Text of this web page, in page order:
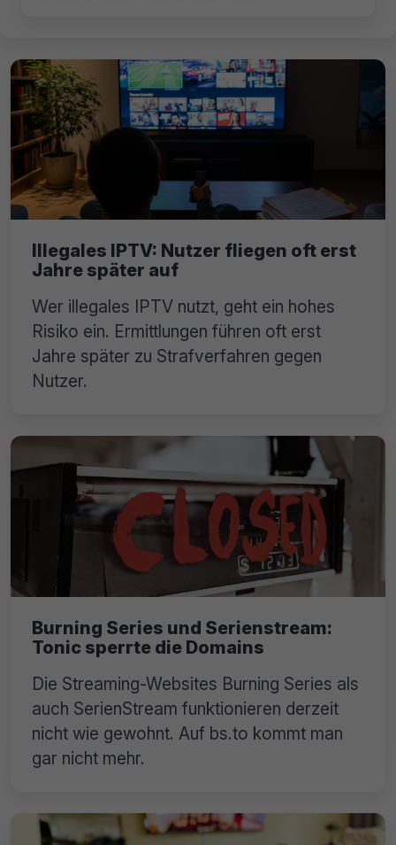
Illegales IPTV: Nutzer fliegen oft erst
Jahre später auf
Wer illegales IPTV nutzt, geht ein hohes
Risiko ein. Ermittlungen führen oft erst
Jahre später zu Strafverfahren gegen
Nutzer.
Burning Series und Serienstream:
Tonic sperrte die Domains
Die Streaming-Websites Burning Series als
auch SerienStream funktionieren derzeit
nicht wie gewohnt. Auf bs.to kommt man
gar nicht mehr.